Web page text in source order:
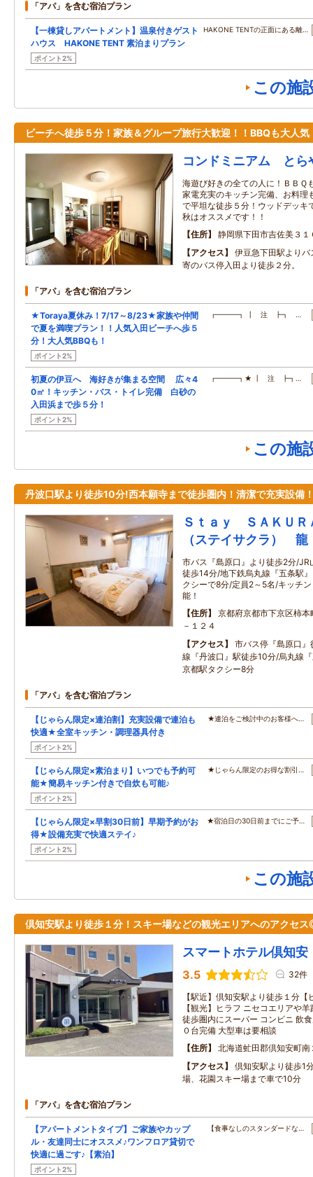
「アパ」を含む宿泊プラン
【一棟貸しアパートメント】温泉付きゲスト
ハウス HAKONE TENT 素泊まりプラン
ポイント2%
HAKONE TENTの正面にある離…
この施
ビーチへ徒歩５分！家族＆グループ旅行大歓迎！！BBQも大人気
コンドミニアム とら
海遊び好きの全ての人に！ＢＢＱ
家電充実のキッチン完備、お料理
で平坦な徒歩５分！ウッドデッキ
秋はオススメです！！
住所
静岡県下田市吉佐美３１
アクセス
伊豆急下田駅より
寄のバス停入田より徒歩２分。
「アパ」を含む宿泊プラン
★Toraya夏休み！7/17～8/23★家族や仲間
で夏を満喫プラン！！人気入田ビーチへ歩５
分！大人気BBQも！
ポイント2%
┏━━━┓ ┃ 注 ┣┓ …
初夏の伊豆へ 海好きが集まる空間 広々4
0㎡！キッチン・バス・トイレ完備 白砂の
入田浜まで歩５分！
ポイント2%
┏━━━┓★ ┃ 注 ┣┓…
この施
丹波口駅より徒歩10分!西本願寺まで徒歩圏内！清潔で充実設備
Ｓｔａｙ ＳＡＫＵ
（ステイサクラ） 龍
市バス『島原口』より徒歩2分/
徒歩14分/地下鉄烏丸線『五条駅
クシーで8分/定員2～5名/キッチ
能！
住所
京都府京都市下京区柿
－１２４
アクセス
市バス停『島原口
線『丹波口』駅徒歩10分/烏丸線
京都駅タクシー8分
「アパ」を含む宿泊プラン
【じゃらん限定×連泊割】充実設備で連泊も
快適★全室キッチン・調理器具付き
ポイント2%
★連泊をご検討中のお客様へ…
【じゃらん限定×素泊まり】いつでも予約可
能★簡易キッチン付きで自炊も可能♪
ポイント2%
★じゃらん限定のお得な割引…
【じゃらん限定×早割30日前】早期予約がお
得★設備充実で快適ステイ♪
ポイント2%
★宿泊日の30日前までにご予…
この施
倶知安駅より徒歩１分！スキー場などの観光エリアへのアクセ
スマートホテル倶知安
3.5 32件
【駅近】倶知安駅より徒歩１分
【観光】ヒラフ ニセコエリアや
徒歩圏内にスーパー コンビニ 飲
０台完備 大型車は要相談
住所
北海道虻田郡倶知安町
アクセス
倶知安駅より徒歩1
場、花園スキー場まで車で10分
「アパ」を含む宿泊プラン
【アパートメントタイプ】ご家族やカップ
ル・友達同士にオススメ♪ワンフロア貸切で
快適に過ごす♪【素泊】
ポイント2%
【食事なしのスタンダードな…